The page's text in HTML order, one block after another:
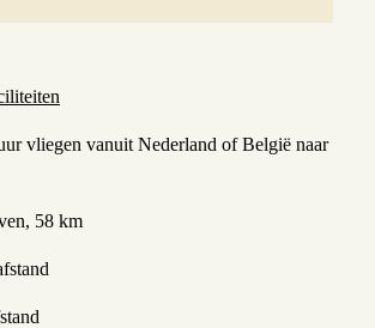
vliegen vanuit Nederland of België naar
58 km